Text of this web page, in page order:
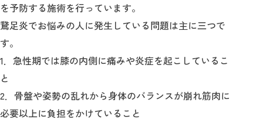
を予防する施術を行っています。
鵞足炎でお悩みの人に発生している問題は主に三つで
す。
1．急性期では膝の内側に痛みや炎症を起こしているこ
と
2．骨盤や姿勢の乱れから身体のバランスが崩れ筋肉に
必要以上に負担をかけていること